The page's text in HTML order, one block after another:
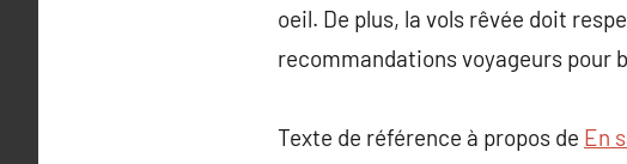
oeil. De plus, la vols rêvée doit
recommandations voyageurs pour
Texte de référence à propos de En